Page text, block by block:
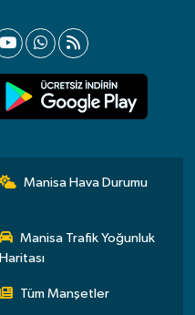
Manisa Hava Durumu
Manisa Trafik Yoğunluk
Haritası
Tüm Manşetler